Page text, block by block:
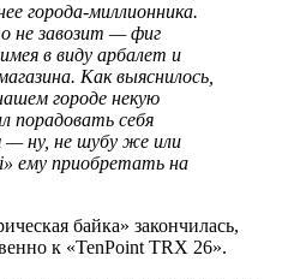
города-миллионника.
не завозит — фиг
в виду арбалет и
Как выяснилось,
городе некую
порадовать себя
— ну, не шубу же или
ему приобретать на
байка» закончилась,
к «TenPoint TRX 26».